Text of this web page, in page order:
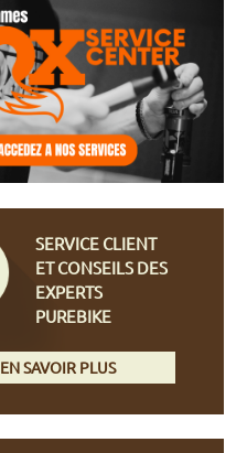
SERVICE CLIENT
ET CONSEILS DES
EXPERTS
PUREBIKE
EN SAVOIR PLUS